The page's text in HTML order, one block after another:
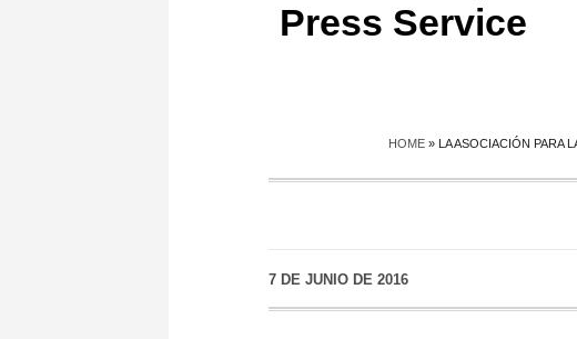
Press Service
HOME » LA ASOCIACIÓN PARA
7 DE JUNIO DE 2016